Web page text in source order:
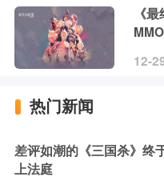
《
12-
热门新闻
差评如潮的《三国杀》终
上法庭